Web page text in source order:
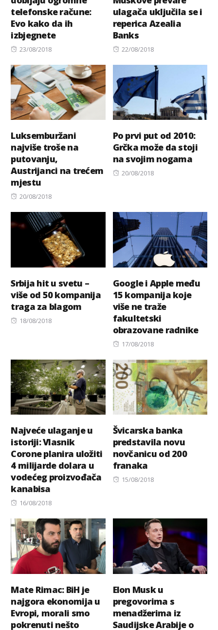
telefonske račune:
Evo kako da ih
izbjegnete
Posted
23/08/2018
ulagača uključila se i
reperica Azealia
Banks
Posted
22/08/2018
Luksemburžani
najviše troše na
putovanju,
Austrijanci na trećem
mjestu
Posted
20/08/2018
Po prvi put od 2010:
Grčka može da stoji
na svojim nogama
Posted
20/08/2018
Srbija hit u svetu –
više od 50 kompanija
traga za blagom
Posted
18/08/2018
Google i Apple među
15 kompanija koje
više ne traže
fakultetski
obrazovane radnike
Posted
17/08/2018
Najveće ulaganje u
istoriji: Vlasnik
Corone planira uložiti
4 milijarde dolara u
vodećeg proizvođača
kanabisa
Posted
16/08/2018
Švicarska banka
predstavila novu
novčanicu od 200
franaka
Posted
15/08/2018
Mate Rimac: BiH je
najgora ekonomija u
Evropi, morali smo
pokrenuti nešto
Elon Musk u
pregovorima s
menadžerima iz
Saudijske Arabije o